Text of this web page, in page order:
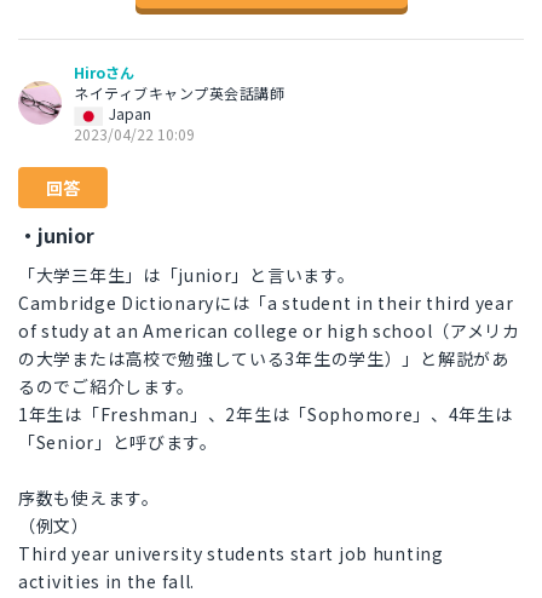
Hiroさん
ネイティブキャンプ英会話講師
Japan
2023/04/22 10:09
回答
・junior
「大学三年生」は「junior」と言います。
Cambridge Dictionaryには「a student in their third year
of study at an American college or high school（アメリカ
の大学または高校で勉強している3年生の学生）」と解説があ
るのでご紹介します。
1年生は「Freshman」、2年生は「Sophomore」、4年生は
「Senior」と呼びます。
序数も使えます。
（例文）
Third year university students start job hunting
activities in the fall.